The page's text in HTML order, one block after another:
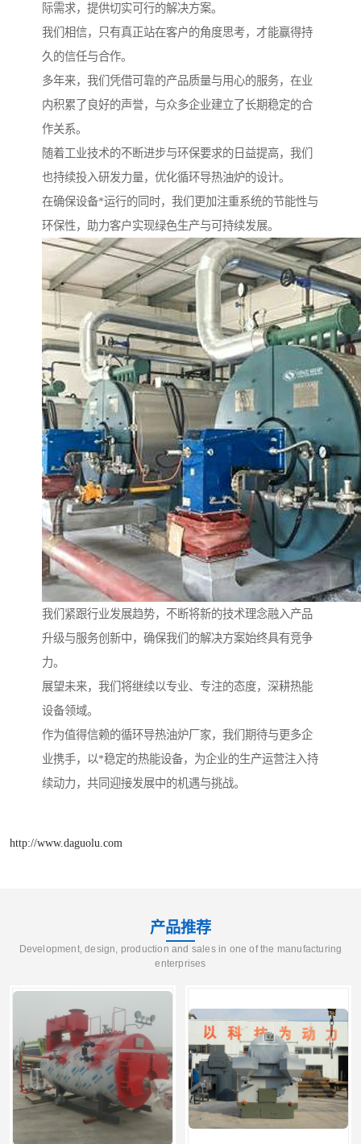
际需求，提供切实可行的解决方案。
我们相信，只有真正站在客户的角度思考，才能赢得持
久的信任与合作。
多年来，我们凭借可靠的产品质量与用心的服务，在业
内积累了良好的声誉，与众多企业建立了长期稳定的合
作关系。
随着工业技术的不断进步与环保要求的日益提高，我们
也持续投入研发力量，优化循环导热油炉的设计。
在确保设备*运行的同时，我们更加注重系统的节能性与
环保性，助力客户实现绿色生产与可持续发展。
我们紧跟行业发展趋势，不断将新的技术理念融入产品
升级与服务创新中，确保我们的解决方案始终具有竞争
力。
展望未来，我们将继续以专业、专注的态度，深耕热能
设备领域。
作为值得信赖的循环导热油炉厂家，我们期待与更多企
业携手，以*稳定的热能设备，为企业的生产运营注入持
续动力，共同迎接发展中的机遇与挑战。
http://www.daguolu.com
产品推荐
Development, design, production and sales in one of the manufacturing
enterprises